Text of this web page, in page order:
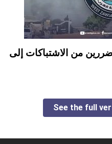
من الاشتباكات إلى
See the full